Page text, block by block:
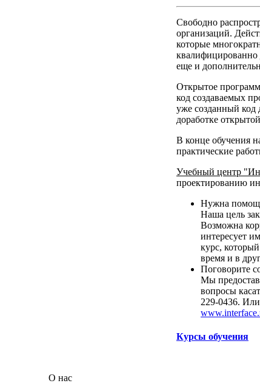
Свободно
организаций.
которые
квалифицированно
еще и
Открытое
код создаваемых
уже созданный код
доработке
В конце обучения
практические
Учебный центр
проектированию
Нужна
Наша цель
Возможна
интересует
курс,
время и в
Поговорите
Мы
вопросы
229-0436.
Курсы обучения
О нас